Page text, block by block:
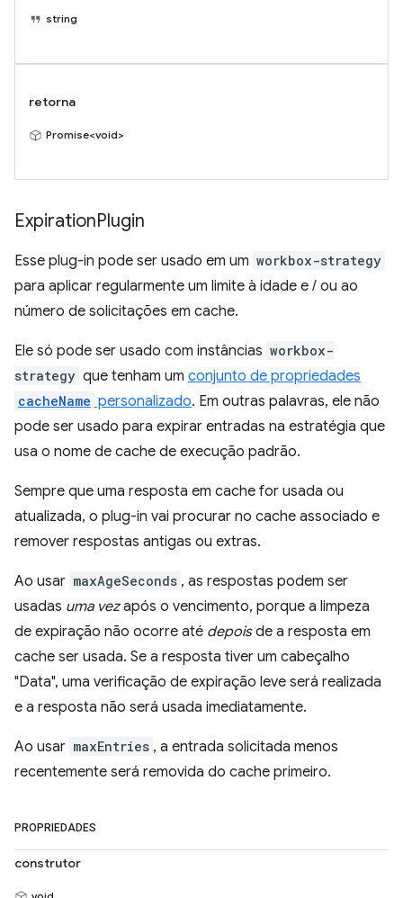
string
retorna
Promise<void>
ExpirationPlugin
Esse plug-in pode ser usado em um workbox-strategy
para aplicar regularmente um limite à idade e / ou ao
número de solicitações em cache.
Ele só pode ser usado com instâncias workbox-
strategy que tenham um conjunto de propriedades
cacheName personalizado. Em outras palavras, ele não
pode ser usado para expirar entradas na estratégia que
usa o nome de cache de execução padrão.
Sempre que uma resposta em cache for usada ou
atualizada, o plug-in vai procurar no cache associado e
remover respostas antigas ou extras.
Ao usar maxAgeSeconds , as respostas podem ser
usadas uma vezapós o vencimento, porque a limpeza
de expiração não ocorre até depoisde a resposta em
cache ser usada. Se a resposta tiver um cabeçalho
"Data", uma verificação de expiração leve será realizada
e a resposta não será usada imediatamente.
Ao usar maxEntries , a entrada solicitada menos
recentemente será removida do cache primeiro.
PROPRIEDADES
construtor